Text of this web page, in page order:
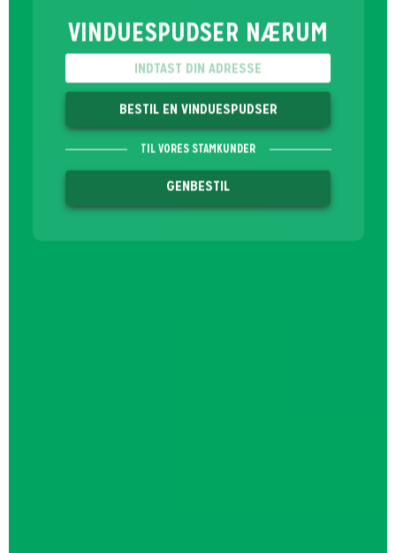
VINDUESPUDSER NÆRUM
BESTIL EN VINDUESPUDSER
TIL VORES STAMKUNDER
GENBESTIL